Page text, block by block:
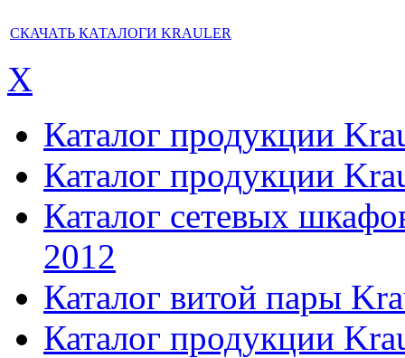
СКАЧАТЬ КАТАЛОГИ KRAULER
X
Каталог продукции
Каталог продукции
Каталог сетевых
2012
Каталог витой пары
Каталог продукции